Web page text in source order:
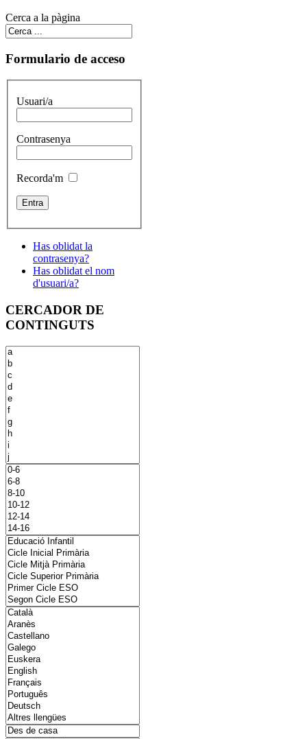
Cerca a la pàgina
Formulario de acceso
Usuari/a
Contrasenya
Recorda'm
Has oblidat la
contrasenya?
Has oblidat el nom
d'usuari/a?
CERCADOR DE
CONTINGUTS